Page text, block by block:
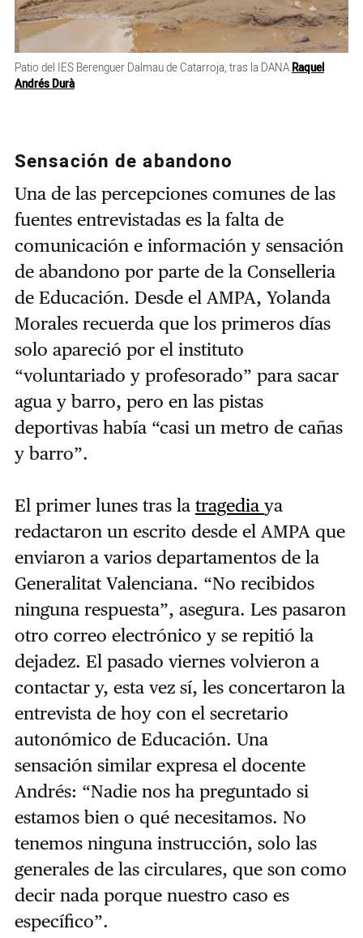
Patio del IES Berenguer Dalmau de Catarroja, tras la DANARaquel
Andrés Durà
Sensación de abandono
Una de las percepciones comunes de las
fuentes entrevistadas es la falta de
comunicación e información y sensación
de abandono por parte de la Conselleria
de Educación. Desde el AMPA, Yolanda
Morales recuerda que los primeros días
solo apareció por el instituto
“voluntariado y profesorado” para sacar
agua y barro, pero en las pistas
deportivas había “casi un metro de cañas
y barro”.
El primer lunes tras la tragedia ya
redactaron un escrito desde el AMPA que
enviaron a varios departamentos de la
Generalitat Valenciana. “No recibidos
ninguna respuesta”, asegura. Les pasaron
otro correo electrónico y se repitió la
dejadez. El pasado viernes volvieron a
contactar y, esta vez sí, les concertaron la
entrevista de hoy con el secretario
autonómico de Educación. Una
sensación similar expresa el docente
Andrés: “Nadie nos ha preguntado si
estamos bien o qué necesitamos. No
tenemos ninguna instrucción, solo las
generales de las circulares, que son como
decir nada porque nuestro caso es
específico”.